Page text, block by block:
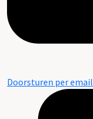
Doorsturen per email